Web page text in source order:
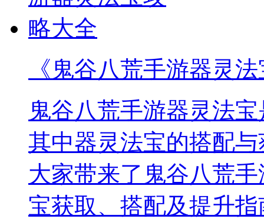
《鬼谷八荒手游器灵
鬼谷八荒手游器灵法
其中器灵法宝的搭配
大家带来了鬼谷八荒
宝获取、搭配及提升